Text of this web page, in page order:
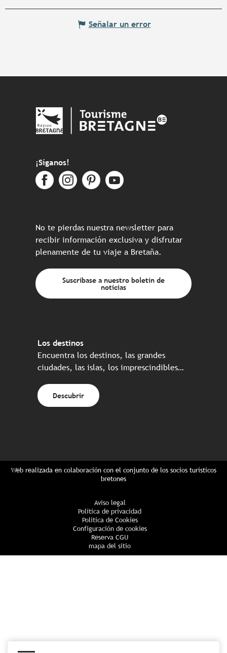
Señalar un error
¡Síganos!
No te pierdas nuestra newsletter para
recibir información exclusiva y disfrutar
plenamente de tu viaje a Bretaña.
Suscríbase a nuestro boletín de
noticias
Los destinos
Encuentra los destinos, las grandes
ciudades, las islas, los imprescindibles…
Descubrir
Web realizada en colaboración con el conjunto de los socios turísticos
bretones
Aviso legal
Política de privacidad
Política de Cookies
Configuración de cookies
Reserva CGU
mapa del sitio